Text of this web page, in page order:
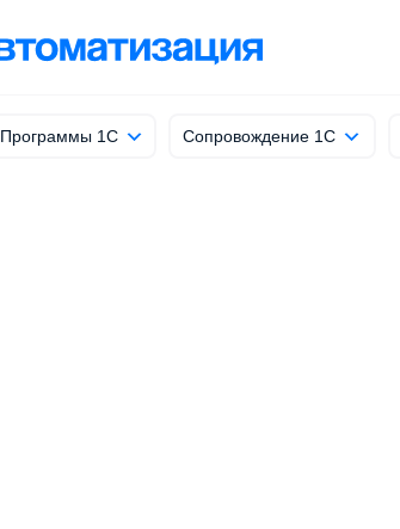
Программы 1С Сопровождение 1С